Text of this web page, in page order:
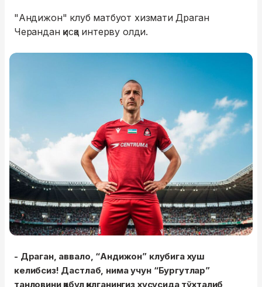
"Андижон" клуб матбуот хизмати Драган
Черандан қисқа интерву олди.
- Драган, аввало, “Андижон” клубига хуш
келибсиз! Дастлаб, нима учун “Бургутлар”
танловини қабул қилганингиз хусусида тўхталиб